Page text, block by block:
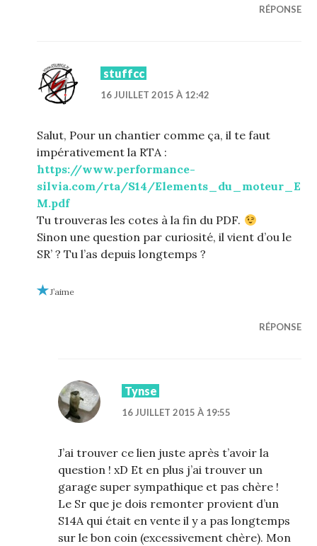
RÉPONSE
stuffcc
16 JUILLET 2015 À 12:42
Salut, Pour un chantier comme ça, il te faut
impérativement la RTA :
https://www.performance-
silvia.com/rta/S14/Elements_du_moteur_E
M.pdf
Tu trouveras les cotes à la fin du PDF.
Sinon une question par curiosité, il vient d’ou le
SR’ ? Tu l’as depuis longtemps ?
J’aime
RÉPONSE
Tynse
16 JUILLET 2015 À 19:55
J’ai trouver ce lien juste après t’avoir la
question ! xD Et en plus j’ai trouver un
garage super sympathique et pas chère !
Le Sr que je dois remonter provient d’un
S14A qui était en vente il y a pas longtemps
sur le bon coin (excessivement chère). Mon